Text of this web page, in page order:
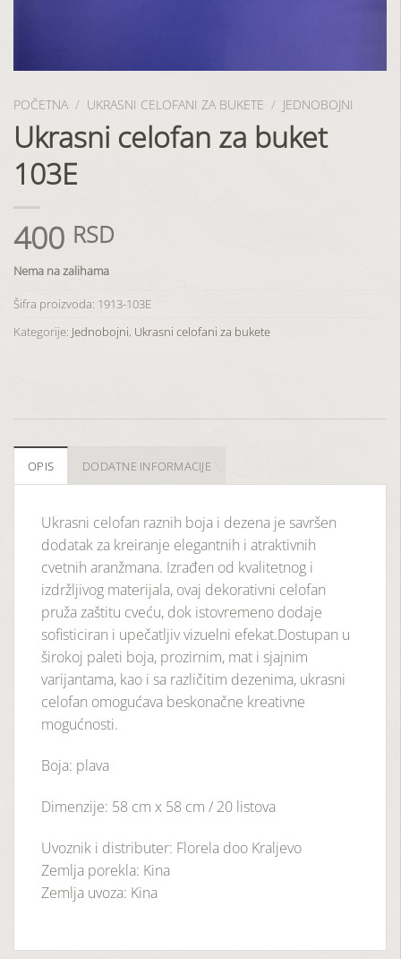
POČETNA / UKRASNI CELOFANI ZA BUKETE / JEDNOBOJNI
Ukrasni celofan za buket
103E
400 RSD
Nema na zalihama
Šifra proizvoda: 1913-103E
Kategorije: Jednobojni, Ukrasni celofani za bukete
OPIS DODATNE INFORMACIJE
Ukrasni celofan raznih boja i dezena je savršen
dodatak za kreiranje elegantnih i atraktivnih
cvetnih aranžmana. Izrađen od kvalitetnog i
izdržljivog materijala, ovaj dekorativni celofan
pruža zaštitu cveću, dok istovremeno dodaje
sofisticiran i upečatljiv vizuelni efekat.Dostupan u
širokoj paleti boja, prozirnim, mat i sjajnim
varijantama, kao i sa različitim dezenima, ukrasni
celofan omogućava beskonačne kreativne
mogućnosti.
Boja: plava
Dimenzije: 58 cm x 58 cm / 20 listova
Uvoznik i distributer: Florela doo Kraljevo
Zemlja porekla: Kina
Zemlja uvoza: Kina